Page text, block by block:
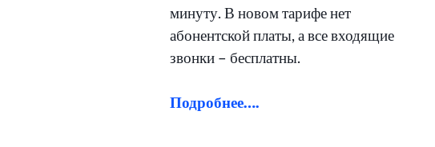
минуту. В новом тарифе нет
абонентской платы, а все входящие
звонки – бесплатны.
Подробнее….